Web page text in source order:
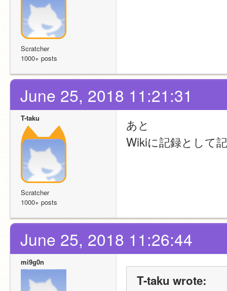
Scratcher
1000+ posts
June 25, 2018 11:21:31
T-taku
Scratcher
1000+ posts
あと
Wikiに記録として
June 25, 2018 11:26:44
mi9g0n
T-taku wrote: